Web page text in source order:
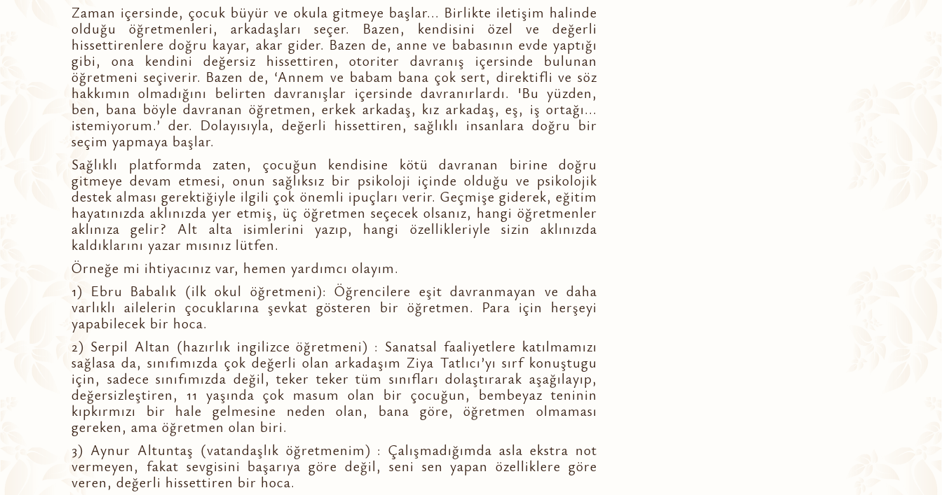
Zaman içersinde, çocuk büyür ve okula gitmeye başlar... Birlikte iletişim halinde
olduğu öğretmenleri, arkadaşları seçer. Bazen, kendisini özel ve değerli
hissettirenlere doğru kayar, akar gider. Bazen de, anne ve babasının evde yaptığı
gibi, ona kendini değersiz hissettiren, otoriter davranış içersinde bulunan
öğretmeni seçiverir. Bazen de, ‘Annem ve babam bana çok sert, direktifli ve söz
hakkımın olmadığını belirten davranışlar içersinde davranırlardı. 'Bu yüzden,
ben, bana böyle davranan öğretmen, erkek arkadaş, kız arkadaş, eş, iş ortağı...
istemiyorum.’ der. Dolayısıyla, değerli hissettiren, sağlıklı insanlara doğru bir
seçim yapmaya başlar.
Sağlıklı platformda zaten, çocuğun kendisine kötü davranan birine doğru
gitmeye devam etmesi, onun sağlıksız bir psikoloji içinde olduğu ve psikolojik
destek alması gerektiğiyle ilgili çok önemli ipuçları verir. Geçmişe giderek, eğitim
hayatınızda aklınızda yer etmiş, üç öğretmen seçecek olsanız, hangi öğretmenler
aklınıza gelir? Alt alta isimlerini yazıp, hangi özellikleriyle sizin aklınızda
kaldıklarını yazar mısınız lütfen.
Örneğe mi ihtiyacınız var, hemen yardımcı olayım.
1) Ebru Babalık (ilk okul öğretmeni): Öğrencilere eşit davranmayan ve daha
varlıklı ailelerin çocuklarına şevkat gösteren bir öğretmen. Para için herşeyi
yapabilecek bir hoca.
2) Serpil Altan (hazırlık ingilizce öğretmeni) : Sanatsal faaliyetlere katılmamızı
sağlasa da, sınıfımızda çok değerli olan arkadaşım Ziya Tatlıcı’yı sırf konuştugu
için, sadece sınıfımızda değil, teker teker tüm sınıfları dolaştırarak aşağılayıp,
değersizleştiren, 11 yaşında çok masum olan bir çocuğun, bembeyaz teninin
kıpkırmızı bir hale gelmesine neden olan, bana göre, öğretmen olmaması
gereken, ama öğretmen olan biri.
3) Aynur Altuntaş (vatandaşlık öğretmenim) : Çalışmadığımda asla ekstra not
vermeyen, fakat sevgisini başarıya göre değil, seni sen yapan özelliklere göre
veren, değerli hissettiren bir hoca.